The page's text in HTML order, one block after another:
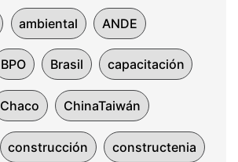
ambiental ANDE
BPO Brasil capacitación
Chaco ChinaTaiwán
construcción constructenia